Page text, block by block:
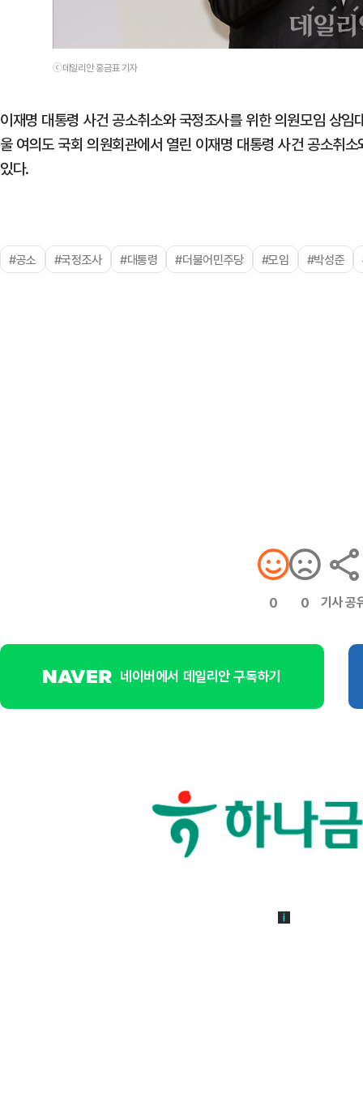
ⓒ데일리안 홍금표 기자
이재명 대통령 사건 공소취소와 국정조사를 위한 의원모임 상
울 여의도 국회 의원회관에서 열린 이재명 대통령 사건 공소취
있다.
#공소 #국정조사 #대통령 #더불어민주당 #모임 #박성준
0 0 기사 공
네이버에서 데일리안 구독하기